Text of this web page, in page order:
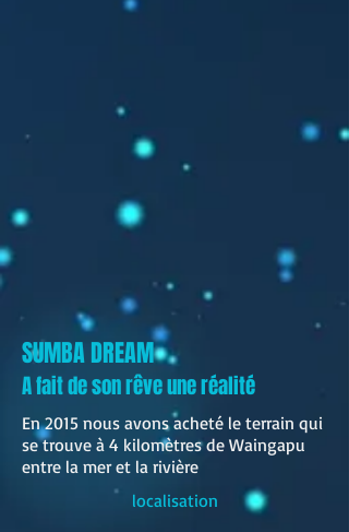
SUMBA DREAM
A fait de son rêve une réalité
En 2015 nous avons acheté le terrain qui
se trouve à 4 kilomètres de Waingapu
entre la mer et la rivière
localisation